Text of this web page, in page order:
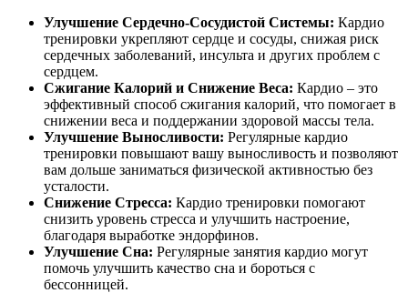
Улучшение Сердечно-Сосудистой Системы: Кардио
тренировки укрепляют сердце и сосуды, снижая риск
сердечных заболеваний, инсульта и других проблем с
сердцем.
Сжигание Калорий и Снижение Веса: Кардио – это
эффективный способ сжигания калорий, что помогает в
снижении веса и поддержании здоровой массы тела.
Улучшение Выносливости: Регулярные кардио
тренировки повышают вашу выносливость и позволяют
вам дольше заниматься физической активностью без
усталости.
Снижение Стресса: Кардио тренировки помогают
снизить уровень стресса и улучшить настроение,
благодаря выработке эндорфинов.
Улучшение Сна: Регулярные занятия кардио могут
помочь улучшить качество сна и бороться с
бессонницей.